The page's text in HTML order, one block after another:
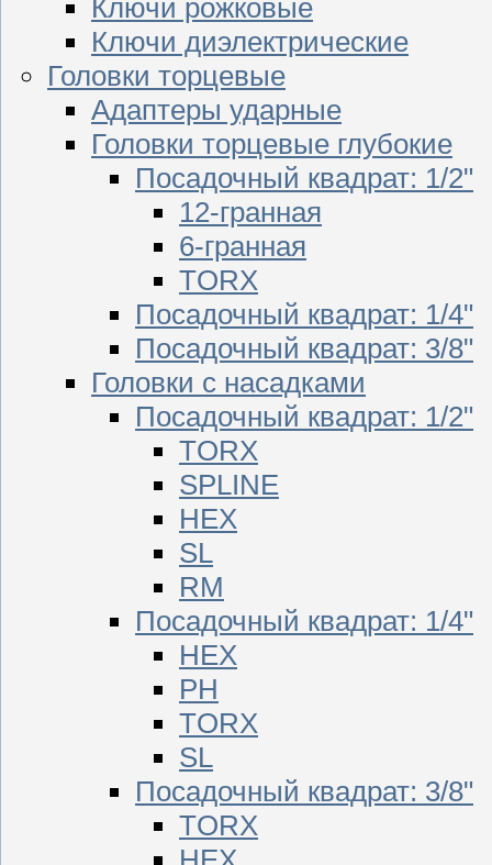
Ключи рожковые
Ключи диэлектрические
Головки торцевые
Адаптеры ударные
Головки торцевые глубокие
Посадочный квадрат: 1/2"
12-гранная
6-гранная
TORX
Посадочный квадрат: 1/4"
Посадочный квадрат: 3/8"
Головки с насадками
Посадочный квадрат: 1/2"
TORX
SPLINE
HEX
SL
RM
Посадочный квадрат: 1/4"
HEX
PH
TORX
SL
Посадочный квадрат: 3/8"
TORX